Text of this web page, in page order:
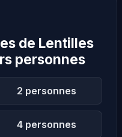
de Lentilles
personnes
2 personnes
4 personnes